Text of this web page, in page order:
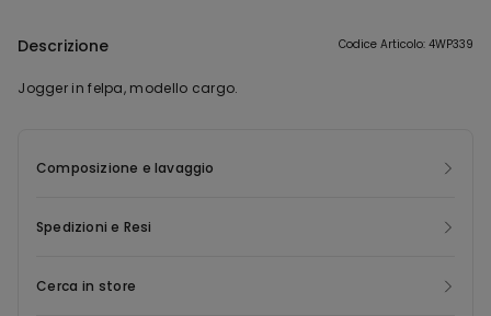
Descrizione Codice Articolo: 4WP339
Jogger in felpa, modello cargo.
Composizione e lavaggio
Spedizioni e Resi
Cerca in store